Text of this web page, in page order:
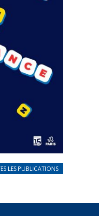
les réfugiés
LES PUBLICATIONS